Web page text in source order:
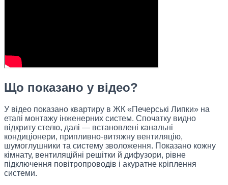
Що показано у відео?
У відео показано квартиру в ЖК «Печерські Липки» на
етапі монтажу інженерних систем. Спочатку видно
відкриту стелю, далі — встановлені канальні
кондиціонери, припливно-витяжну вентиляцію,
шумоглушники та систему зволоження. Показано кожну
кімнату, вентиляційні решітки й дифузори, рівне
підключення повітропроводів і акуратне кріплення
системи.